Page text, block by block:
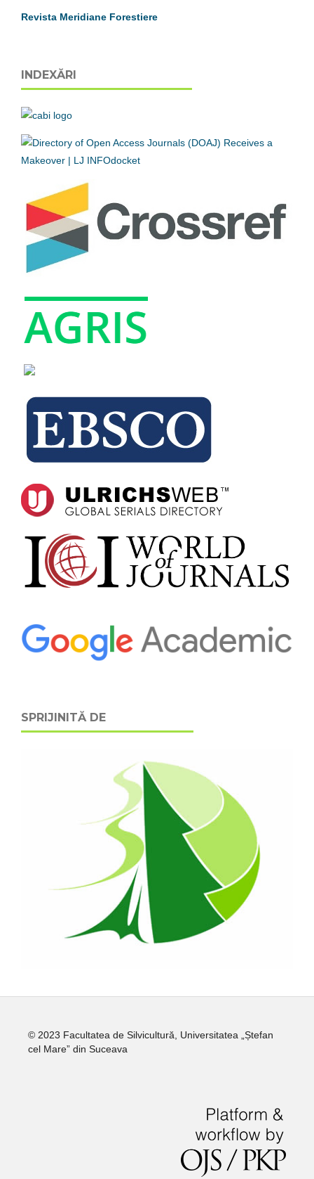
Revista Meridiane Forestiere
INDEXĂRI
SPRIJINITĂ DE
© 2023 Facultatea de Silvicultură, Universitatea „Ștefan
cel Mare” din Suceava